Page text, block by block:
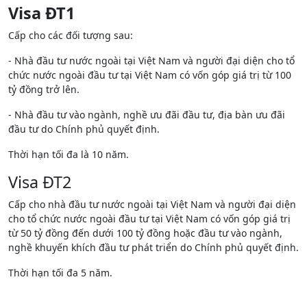
Visa ĐT1
Cấp cho các đối tượng sau:
- Nhà đầu tư nước ngoài tại Việt Nam và người đại diện cho tổ
chức nước ngoài đầu tư tại Việt Nam có vốn góp giá trị từ 100
tỷ đồng trở lên.
- Nhà đầu tư vào ngành, nghề ưu đãi đầu tư, địa bàn ưu đãi
đầu tư do Chính phủ quyết định.
Thời hạn tối đa là 10 năm.
Visa ĐT2
Cấp cho nhà đầu tư nước ngoài tại Việt Nam và người đại diện
cho tổ chức nước ngoài đầu tư tại Việt Nam có vốn góp giá trị
từ 50 tỷ đồng đến dưới 100 tỷ đồng hoặc đầu tư vào ngành,
nghề khuyến khích đầu tư phát triển do Chính phủ quyết định.
Thời hạn tối đa 5 năm.